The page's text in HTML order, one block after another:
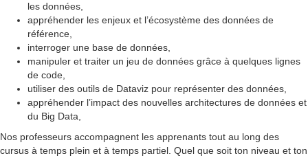
les données,
appréhender les enjeux et l’écosystème des données de
référence,
interroger une base de données,
manipuler et traiter un jeu de données grâce à quelques lignes
de code,
utiliser des outils de Dataviz pour représenter des données,
appréhender l’impact des nouvelles architectures de données et
du Big Data,
Nos professeurs accompagnent les apprenants tout au long des
cursus à temps plein et à temps partiel. Quel que soit ton niveau et ton